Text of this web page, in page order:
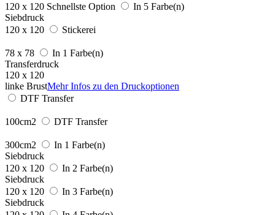
120 x 120 Schnellste Option
In 5 Farbe(n)
Siebdruck
120 x 120
Stickerei
78 x 78
In 1 Farbe(n)
Transferdruck
120 x 120
linke BrustMehr Infos zu den Druckoptionen
DTF Transfer
100cm2 DTF Transfer
300cm2
In 1 Farbe(n)
Siebdruck
120 x 120
In 2 Farbe(n)
Siebdruck
120 x 120
In 3 Farbe(n)
Siebdruck